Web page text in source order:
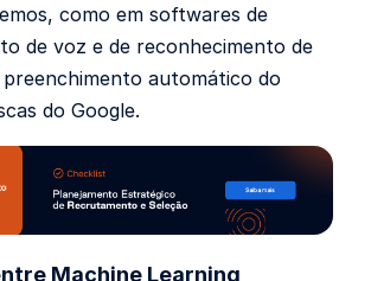
como em softwares de
de voz e de reconhecimento de
preenchimento automático do
do Google.
Machine Learning,